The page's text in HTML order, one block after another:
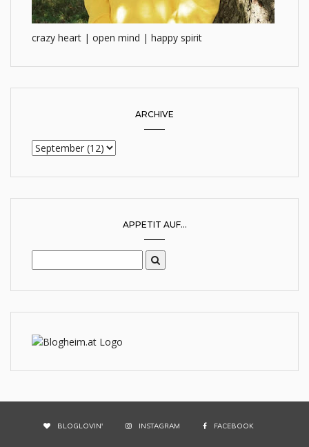
crazy heart | open mind | happy spirit
ARCHIVE
APPETIT AUF...
BLOGLOVIN' INSTAGRAM FACEBOOK